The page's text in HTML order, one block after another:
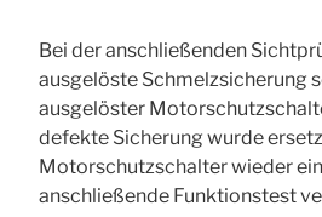
Bei der anschließenden
ausgelöste Schmelzsicherung
ausgelöster
defekte Sicherung wurde
Motorschutzschalter wieder
anschließende Funktionstest